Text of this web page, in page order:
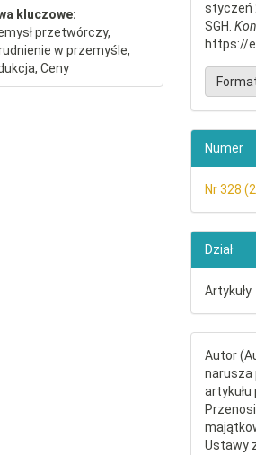
kluczowe:
przetwórczy,
w przemyśle,
Ceny
styczeń
SGH.
https://
Numer
Nr 328
Dział
Artykuły
Autor
narusza
Ustawy